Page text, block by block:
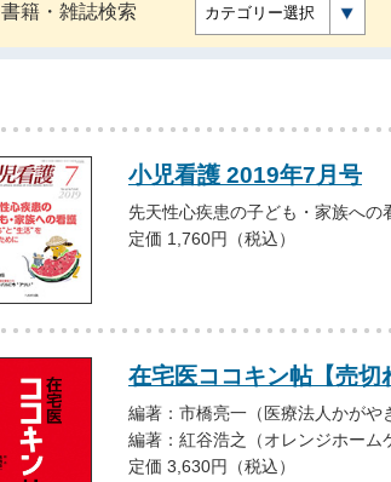
書籍・雑誌検索 カテゴリー選択
小児看護 2019年7月号
先天性心疾患の子ども・家族への
定価 1,760円（税込）
在宅医ココキン帖【売切
編著：市橋亮一（医療法人かがや
編著：紅谷浩之（オレンジホーム
定価 3,630円（税込）